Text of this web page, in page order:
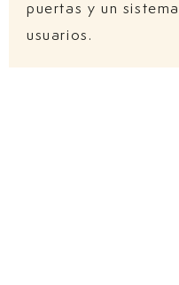
puertas y un
usuarios.